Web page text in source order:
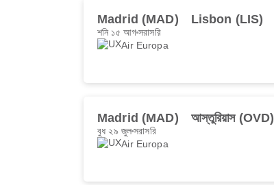
Madrid (MAD) Lisbon (LIS)
শনি ১৫ আগসরাসরি
Air Europa
Madrid (MAD) আস্তুরিয়াস (OVD)
বুধ ২৯ জুলসরাসরি
Air Europa